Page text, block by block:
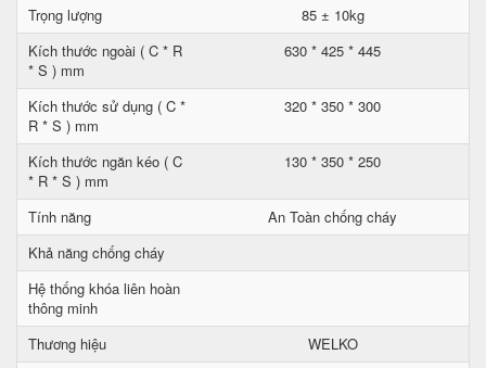
Trọng lượng
85 ± 10kg
Kích thước ngoài ( C * R
* S ) mm
630 * 425 * 445
Kích thước sử dụng ( C *
R * S ) mm
320 * 350 * 300
Kích thước ngăn kéo ( C
* R * S ) mm
130 * 350 * 250
Tính năng
An Toàn chống cháy
Khả năng chống cháy
Hệ thống khóa liên hoàn
thông minh
Thương hiệu
WELKO